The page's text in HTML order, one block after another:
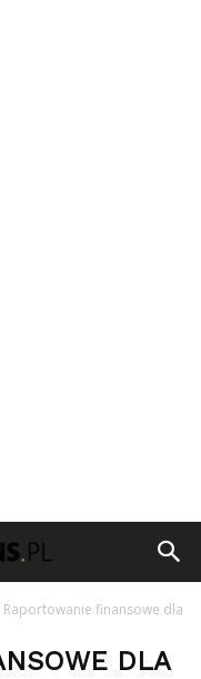
Raportowanie finansowe dla
DLA